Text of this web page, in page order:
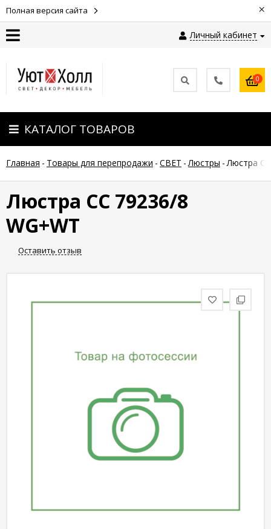
Полная версия сайта ×
Личный кабинет
Оплата
Доставка
Гарантия
возврат
Новости
конфиденциальности
0
КАТАЛОГ ТОВАРОВ
Главная - Товары для перепродажи - СВЕТ - Люстры - Люстра
Люстра СС 79236/8
WG+WT
Оставить отзыв